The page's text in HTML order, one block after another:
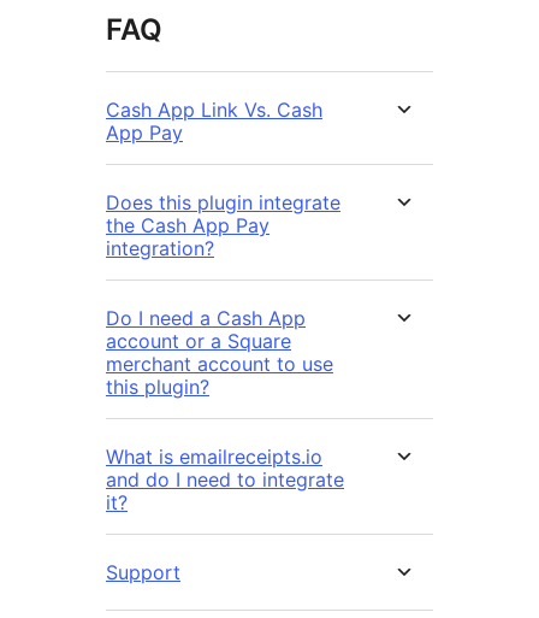
FAQ
Cash App Link Vs. Cash
App Pay
Does this plugin integrate
the Cash App Pay
integration?
Do I need a Cash App
account or a Square
merchant account to use
this plugin?
What is emailreceipts.io
and do I need to integrate
it?
Support